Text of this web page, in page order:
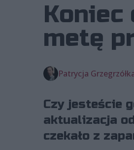
Koniec
metę
Patrycja
Czy jesteście
aktualizacja
czekało z